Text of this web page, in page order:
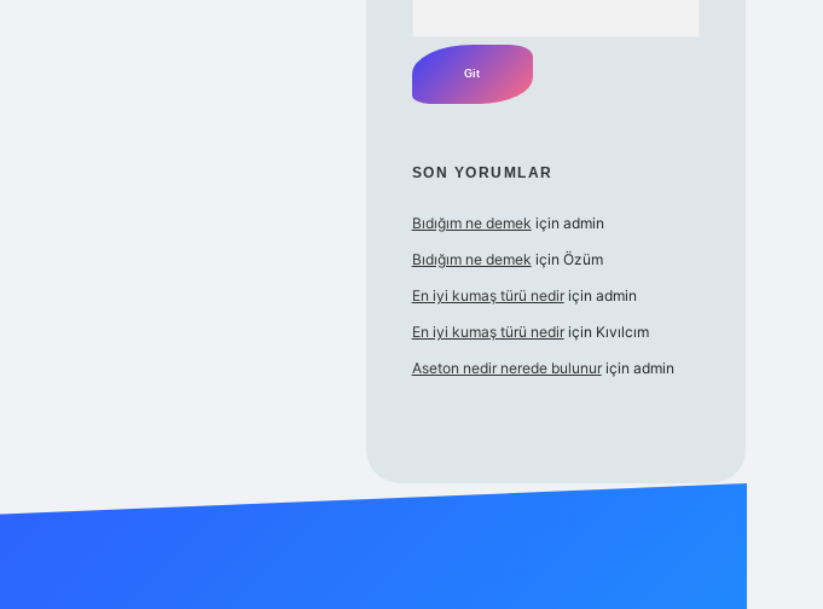
SON YORUMLAR
Bıdığım ne demek için admin
Bıdığım ne demek için Özüm
En iyi kumaş türü nediriçin admin
En iyi kumaş türü nediriçin Kıvılcım
Aseton nedir nerede bulunuriçin admin